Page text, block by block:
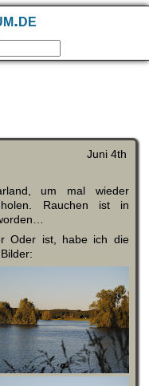
Juni 4th
um mal wieder
Rauchen ist in
Oder ist, habe ich die